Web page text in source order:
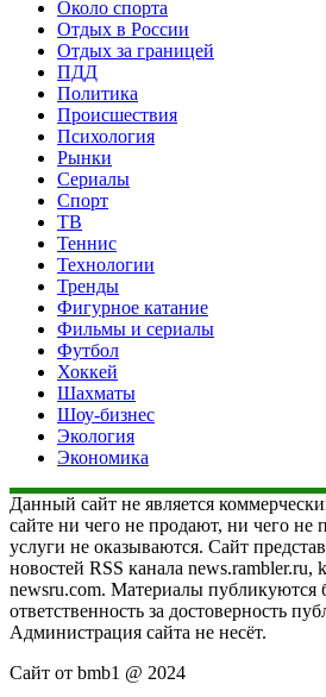
Около спорта
Отдых в России
Отдых за границей
ПДД
Политика
Происшествия
Психология
Рынки
Сериалы
Спорт
ТВ
Теннис
Технологии
Тренды
Фигурное катание
Фильмы и сериалы
Футбол
Хоккей
Шахматы
Шоу-бизнес
Экология
Экономика
Данный сайт не является
сайте ни чего не продают, ни чего не
услуги не оказываются. Сайт
новостей RSS канала news.rambler.ru,
newsru.com. Материалы публикуются
ответственность за достоверность
Администрация сайта не несёт.
Сайт от bmb1 @ 2024